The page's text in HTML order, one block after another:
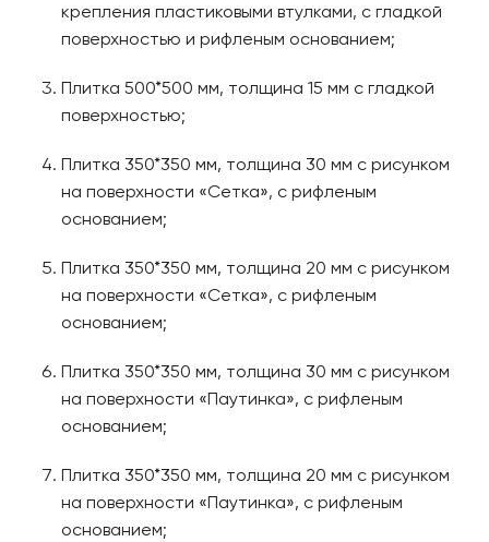
крепления пластиковыми втулками, с гладкой
поверхностью и рифленым основанием;
Плитка 500*500 мм, толщина 15 мм с гладкой
поверхностью;
Плитка 350*350 мм, толщина 30 мм с рисунком
на поверхности «Сетка», с рифленым
основанием;
Плитка 350*350 мм, толщина 20 мм с рисунком
на поверхности «Сетка», с рифленым
основанием;
Плитка 350*350 мм, толщина 30 мм с рисунком
на поверхности «Паутинка», с рифленым
основанием;
Плитка 350*350 мм, толщина 20 мм с рисунком
на поверхности «Паутинка», с рифленым
основанием;